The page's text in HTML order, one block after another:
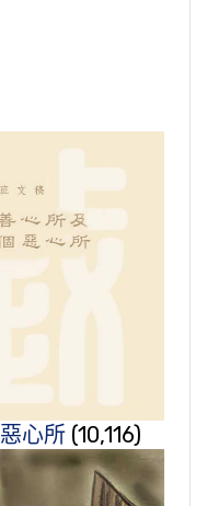
心所 (10,116)